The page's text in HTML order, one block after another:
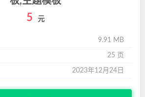
5 元
9.91 MB
25 页
2023年12月24日